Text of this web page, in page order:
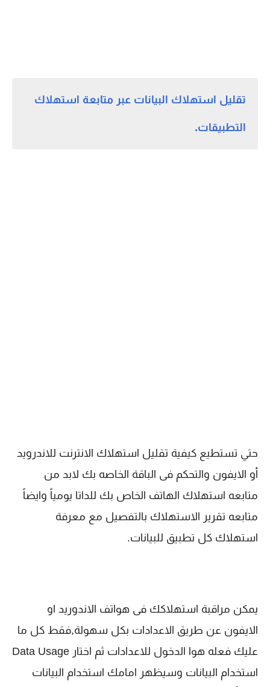
تقليل استهلاك البيانات عبر متابعة استهلاك
التطبيقات.
حتي تستطيع كيفية تقليل استهلاك الانترنت للاندرويد
أو الايفون والتحكم فى الباقة الخاصه بك لابد من
متابعه استهلاك الهاتف الخاص بك للداتا يومياً وايضاً
متابعه تقرير الاستهلاك بالتفصيل مع معرفة
استهلاك كل تطبيق للبيانات.
يمكن مراقبة استهلاكك فى هواتف الاندوريد او
الايفون عن طريق الاعدادات بكل سهولة,فقط كل ما
عليك فعله هوا الدخول للاعدادات ثم اختار Data Usage
استخدام البيانات وسيظهر امامك استخدام البيانات